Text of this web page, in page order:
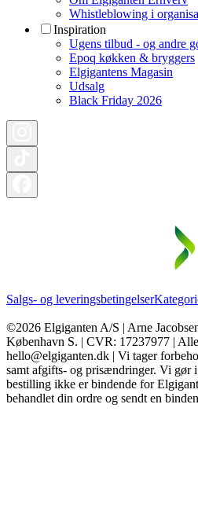
Whistleblowing i
Inspiration
Ugens tilbud - og andre
Epoq køkken & bryggers
Elgigantens Magasin
Udsalg
Black Friday 2026
Salgs- og leveringsbetingelser
©2026 Elgiganten A/S | Arne
København S. | CVR: 17237977 |
hello@elgiganten.dk | Vi tager
samt afgifts- og prisændringer. Vi gør
bestilling ikke er bindende for
behandlet din ordre og sendt en